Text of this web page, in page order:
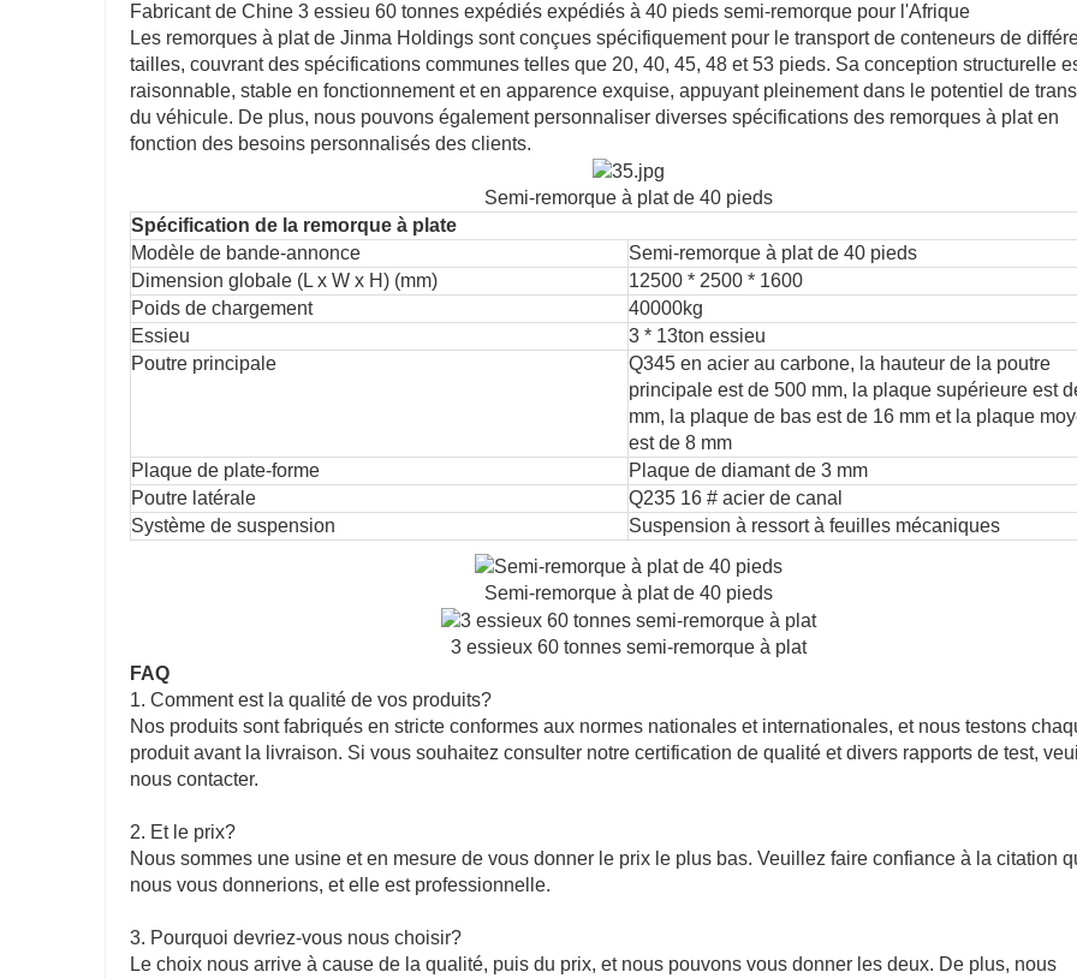
Fabricant de Chine 3 essieu 60 tonnes expédiés expédiés à 40 pieds semi-remorque pour l'Afrique
Les remorques à plat de Jinma Holdings sont conçues spécifiquement pour le transport de conteneurs de
tailles, couvrant des spécifications communes telles que 20, 40, 45, 48 et 53 pieds. Sa conception structurelle
raisonnable, stable en fonctionnement et en apparence exquise, appuyant pleinement dans le potentiel de
du véhicule. De plus, nous pouvons également personnaliser diverses spécifications des remorques à plat en
fonction des besoins personnalisés des clients.
Semi-remorque à plat de 40 pieds
Spécification de la remorque à plate
Modèle de bande-annonce
Semi-remorque à plat de 40 pieds
Dimension globale (L x W x H) (mm)
12500 * 2500 * 1600
Poids de chargement
40000kg
Essieu
3 * 13ton essieu
Poutre principale
Q345 en acier au carbone, la hauteur de la poutre
principale est de 500 mm, la plaque supérieure est
mm, la plaque de bas est de 16 mm et la plaque
est de 8 mm
Plaque de plate-forme
Plaque de diamant de 3 mm
Poutre latérale
Q235 16 # acier de canal
Système de suspension
Suspension à ressort à feuilles mécaniques
Semi-remorque à plat de 40 pieds
3 essieux 60 tonnes semi-remorque à plat
FAQ
1. Comment est la qualité de vos produits?
Nos produits sont fabriqués en stricte conformes aux normes nationales et internationales, et nous testons
produit avant la livraison. Si vous souhaitez consulter notre certification de qualité et divers rapports de test,
nous contacter.
2. Et le prix?
Nous sommes une usine et en mesure de vous donner le prix le plus bas. Veuillez faire confiance à la citation
nous vous donnerions, et elle est professionnelle.
3. Pourquoi devriez-vous nous choisir?
Le choix nous arrive à cause de la qualité, puis du prix, et nous pouvons vous donner les deux. De plus, nous